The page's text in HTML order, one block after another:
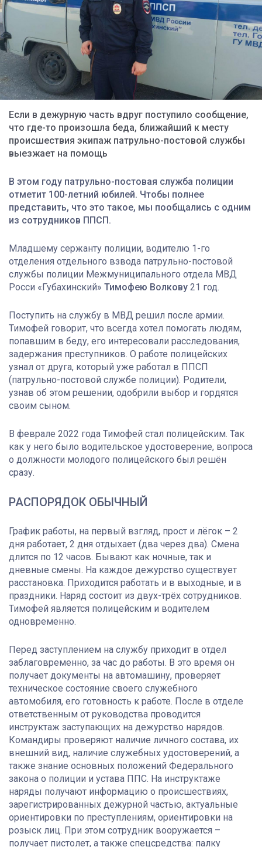
Если в дежурную часть вдруг поступило сообщение,
что где-то произошла беда, ближайший к месту
происшествия экипаж патрульно-постовой службы
выезжает на помощь
В этом году патрульно-постовая служба полиции
отметит 100-летний юбилей. Чтобы полнее
представить, что это такое, мы пообщались с одним
из сотрудников ППСП.
Младшему сержанту полиции, водителю 1-го
отделения отдельного взвода патрульно-постовой
службы полиции Межмуниципального отдела МВД
Росси «Губахинский» Тимофею Волкову 21 год.
Поступить на службу в МВД решил после армии.
Тимофей говорит, что всегда хотел помогать людям,
попавшим в беду, его интересовали расследования,
задержания преступников. О работе полицейских
узнал от друга, который уже работал в ППСП
(патрульно-постовой службе полиции). Родители,
узнав об этом решении, одобрили выбор и гордятся
своим сыном.
В феврале 2022 года Тимофей стал полицейским. Так
как у него было водительское удостоверение, вопроса
о должности молодого полицейского был решён
сразу.
РАСПОРЯДОК ОБЫЧНЫЙ
График работы, на первый взгляд, прост и лёгок – 2
дня работает, 2 дня отдыхает (два через два). Смена
длится по 12 часов. Бывают как ночные, так и
дневные смены. На каждое дежурство существует
расстановка. Приходится работать и в выходные, и в
праздники. Наряд состоит из двух-трёх сотрудников.
Тимофей является полицейским и водителем
одновременно.
Перед заступлением на службу приходит в отдел
заблаговременно, за час до работы. В это время он
получает документы на автомашину, проверяет
техническое состояние своего служебного
автомобиля, его готовность к работе. После в отделе
ответственным от руководства проводится
инструктаж заступающих на дежурство нарядов.
Командиры проверяют наличие личного состава, их
внешний вид, наличие служебных удостоверений, а
также знание основных положений Федерального
закона о полиции и устава ППС. На инструктаже
наряды получают информацию о происшествиях,
зарегистрированных дежурной частью, актуальные
ориентировки по преступлениям, ориентировки на
розыск лиц. При этом сотрудник вооружается –
получает пистолет, а также спецсредства: палку